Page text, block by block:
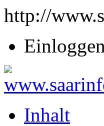
http://
Einloggen
Inhalt